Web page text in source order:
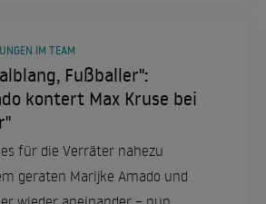
IM TEAM
Fußballer":
kontert Max Kruse bei
für die Verräter nahezu
geraten Marijke Amado und